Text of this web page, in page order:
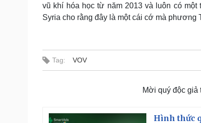
vũ khí hóa học từ năm 2013 và luôn có
Syria cho rằng đây là một cái cớ mà phương
Tag: VOV
Mời quý độc giả
Hình thức